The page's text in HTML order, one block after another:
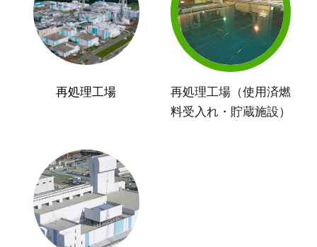
再処理工場
再処理工場（使用済燃
料受入れ・貯蔵施設）